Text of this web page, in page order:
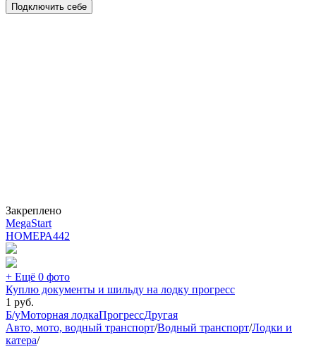
Подключить себе
Закреплено
MegaStart
НОМЕРА442
+ Ещё 0 фото
Куплю документы и шильду на лодку прогресс
1 руб.
Б/уМоторная лодкаПрогрессДругая
Авто, мото, водный транспорт/Водный транспорт/Лодки и
катера/